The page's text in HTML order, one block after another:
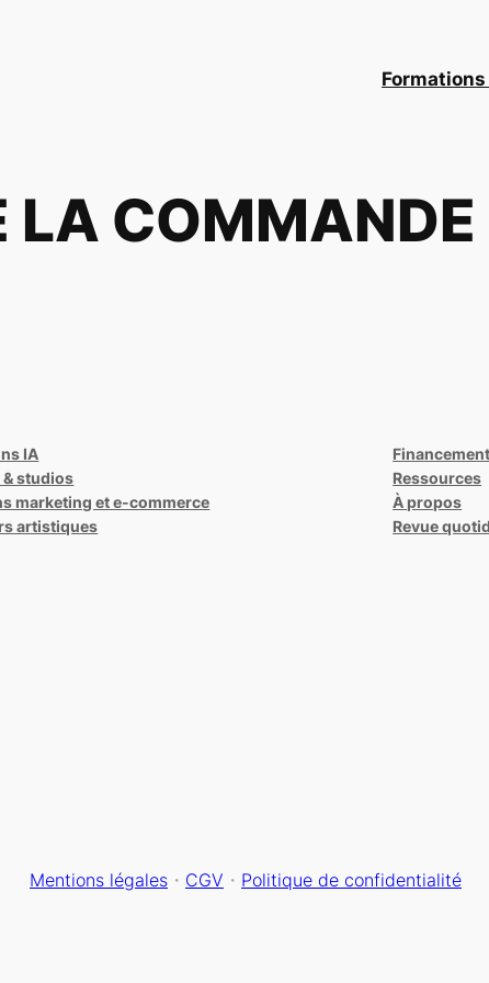
Formations
LA COMMANDE
IA
& studios
marketing et e-commerce
artistiques
Ressources
À propos
Revue
Mentions légales ・ CGV ・ Politique de confidentialité